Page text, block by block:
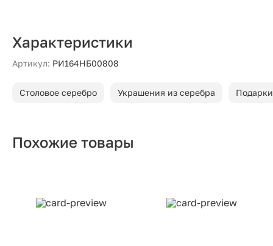
Характеристики
Артикул: РИ164НБ00808
Столовое серебро Украшения из серебра
Похожие товары